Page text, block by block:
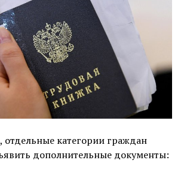
категории граждан
дополнительные документы: